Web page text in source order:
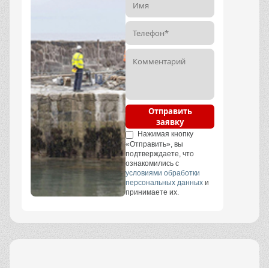
Отправить
заявку
Нажимая кнопку
«Отправить», вы
подтверждаете, что
ознакомились с
условиями обработки
персональных данных и
принимаете их.